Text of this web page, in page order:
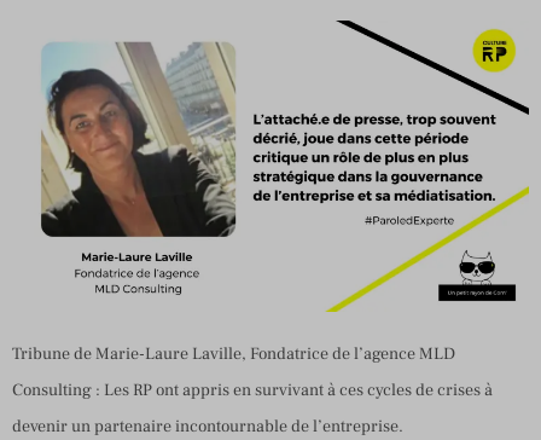
Tribune de Marie-Laure Laville, Fondatrice de l’agence MLD
Consulting : Les RP ont appris en survivant à ces cycles de crises à
devenir un partenaire incontournable de l’entreprise.